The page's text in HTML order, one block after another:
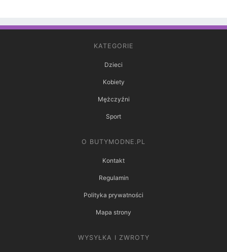
KATEGORIE
Dzieci
Kobiety
Mężczyźni
Sport
O BUTYMODNE.PL
Kontakt
Regulamin
Polityka prywatności
Mapa strony
WYSYŁKA I ZWROTY